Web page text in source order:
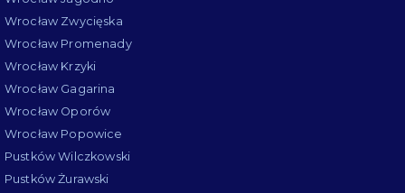
Wrocław Zwycięska
Wrocław Promenady
Wrocław Krzyki
Wrocław Gagarina
Wrocław Oporów
Wrocław Popowice
Pustków Wilczkowski
Pustków Żurawski